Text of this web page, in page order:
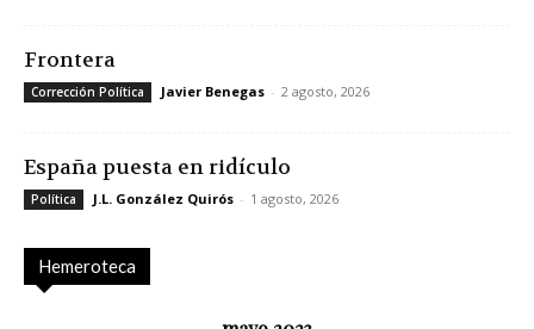
Frontera
Corrección Política Javier Benegas - 2 agosto, 2026
España puesta en ridículo
Política J.L. González Quirós - 1 agosto, 2026
Hemeroteca